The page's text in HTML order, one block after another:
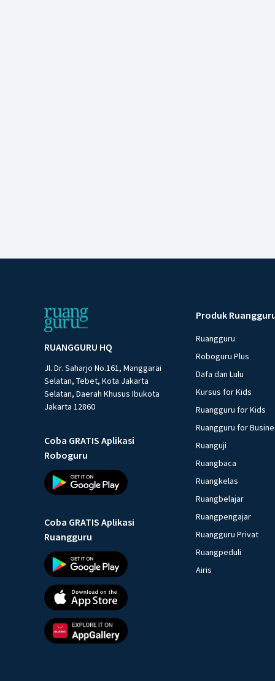
RUANGGURU HQ
Jl. Dr. Saharjo No.161, Manggarai
Selatan, Tebet, Kota Jakarta
Selatan, Daerah Khusus Ibukota
Jakarta 12860
Coba GRATIS Aplikasi
Roboguru
Coba GRATIS Aplikasi
Ruangguru
Produk
Ruangguru
Roboguru Plus
Dafa dan Lulu
Kursus for Kids
Ruangguru for Kids
Ruangguru for
Ruanguji
Ruangbaca
Ruangkelas
Ruangbelajar
Ruangpengajar
Ruangguru Privat
Ruangpeduli
Airis